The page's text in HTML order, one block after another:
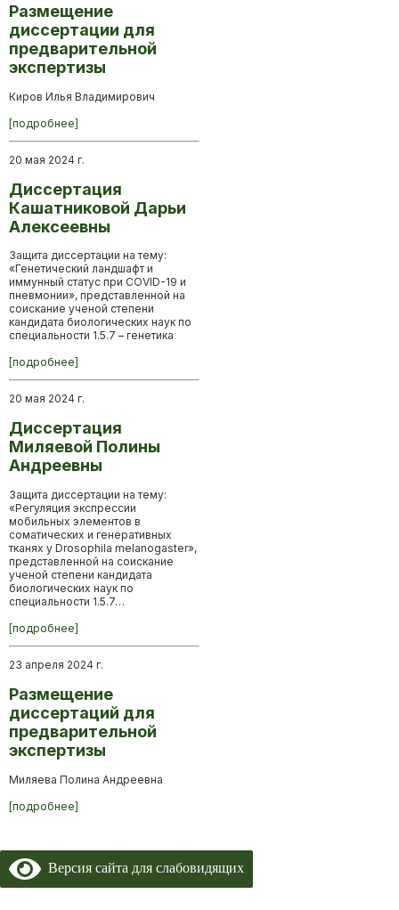
Размещение
диссертации для
предварительной
экспертизы
Киров Илья Владимирович
[подробнее]
20 мая 2024 г.
Диссертация
Кашатниковой Дарьи
Алексеевны
Защита диссертации на тему:
«Генетический ландшафт и
иммунный статус при COVID-19 и
пневмонии», представленной на
соискание ученой степени
кандидата биологических наук по
специальности 1.5.7 – генетика
[подробнее]
20 мая 2024 г.
Диссертация
Миляевой Полины
Андреевны
Защита диссертации на тему:
«Регуляция экспрессии
мобильных элементов в
соматических и генеративных
тканях у Drosophila melanogaster»,
представленной на соискание
ученой степени кандидата
биологических наук по
специальности 1.5.7…
[подробнее]
23 апреля 2024 г.
Размещение
диссертаций для
предварительной
экспертизы
Миляева Полина Андреевна
[подробнее]
Версия сайта для слабовидящих